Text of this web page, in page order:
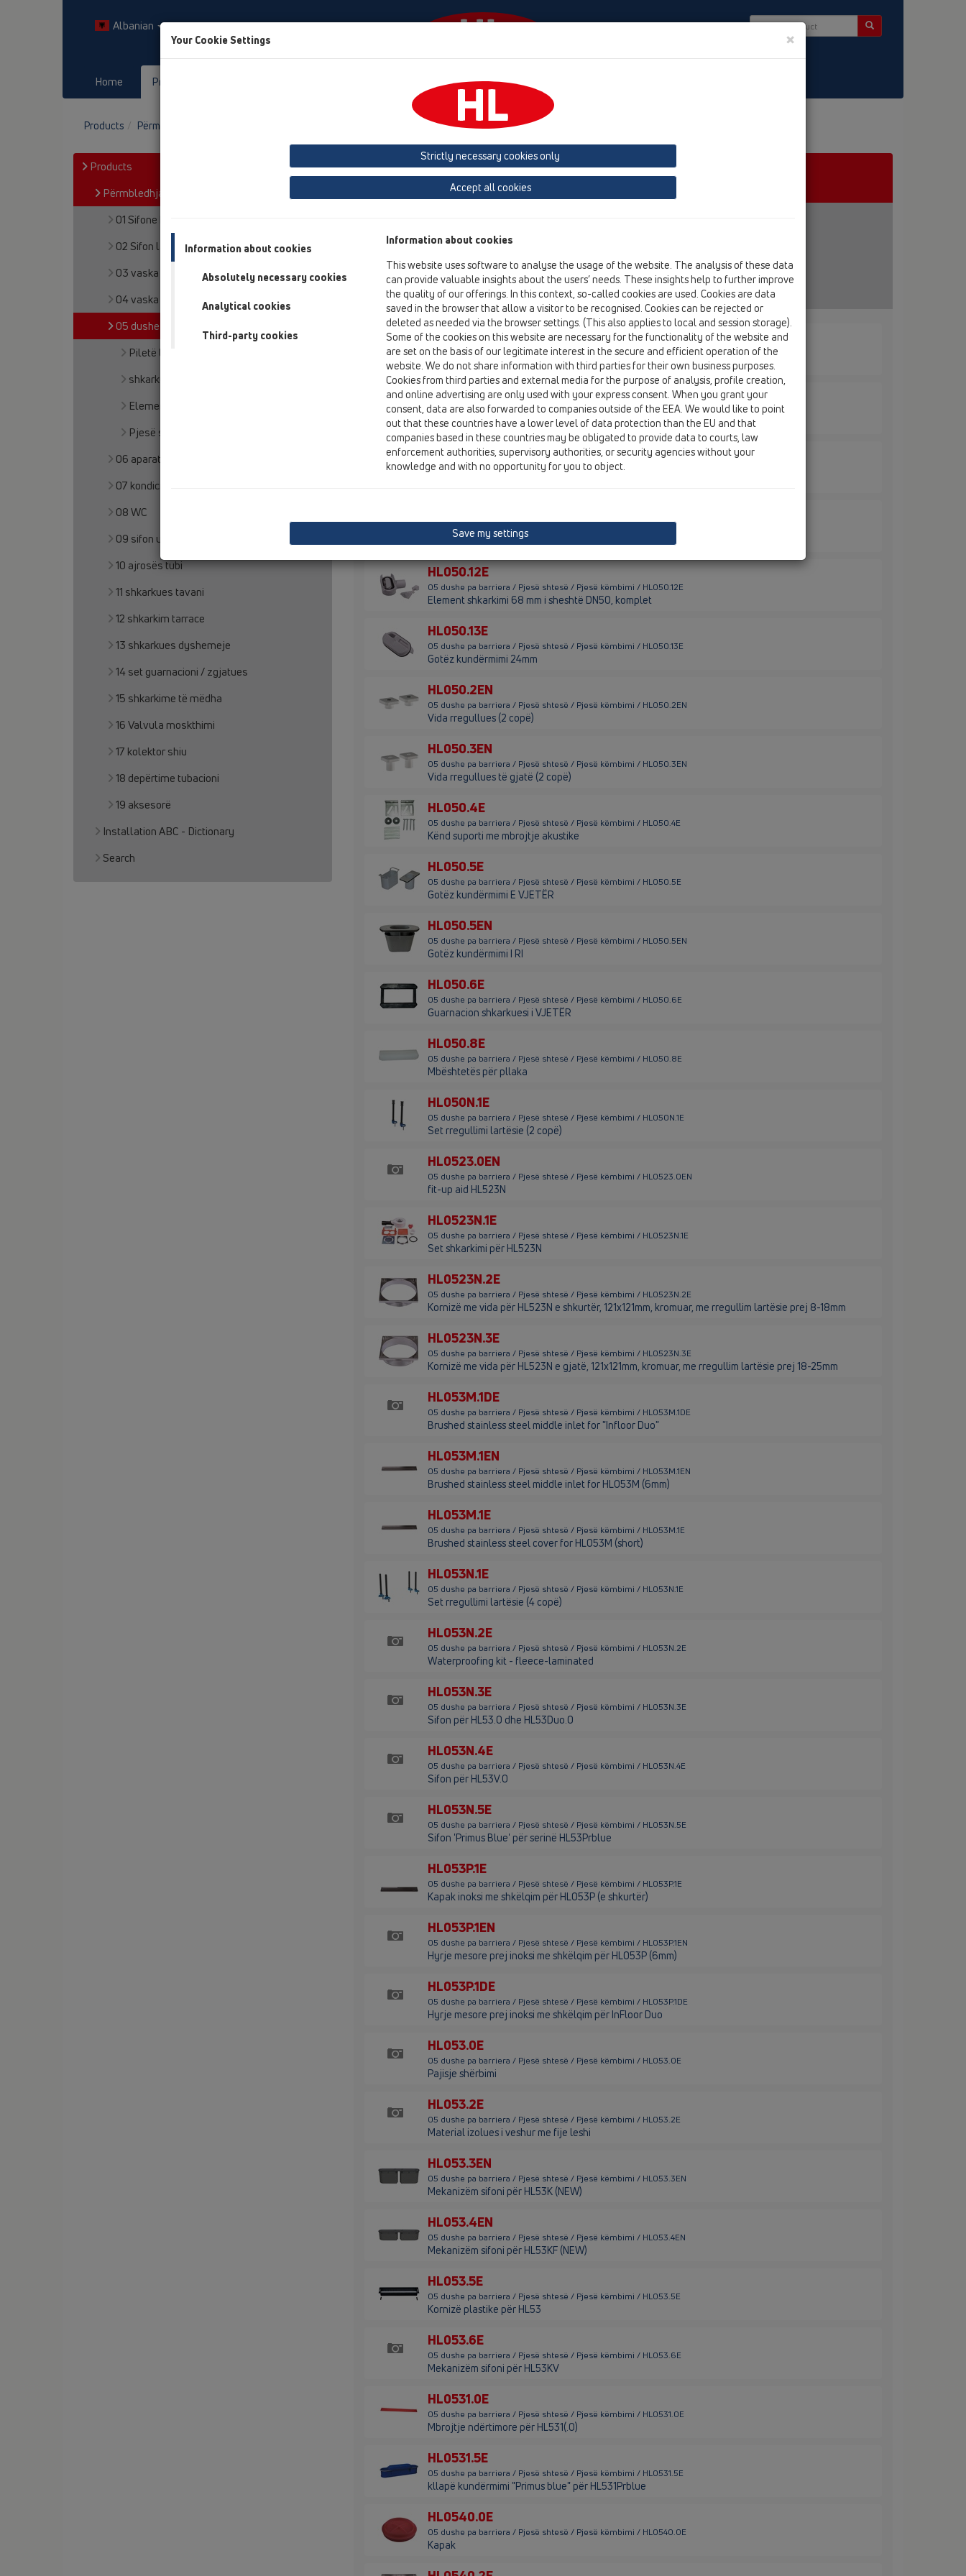
Albanian
Home Products Company HL-House
Products Përmbledhja e artikullit
Products
Përmbledhja e artikullit
01 Sifone kuzhine
02 Sifon lavapjate
03 vaska
04 vaska dushi
05 dushe pa barriera
Piletë lineare dushi
shkarkues dyshemeje
Elemente dushi
Pjesë shtesë
06 aparate për larje
07 kondicioner dhe ajrim
08 WC
09 sifon urinali
10 ajrosës tubi
11 shkarkues tavani
12 shkarkim tarrace
13 shkarkues dyshemeje
14 set guarnacioni / zgjatues
15 shkarkime të mëdha
16 Valvula moskthimi
17 kolektor shiu
18 depërtime tubacioni
19 aksesorë
Installation ABC - Dictionary
Search
Përmbledhja e artikullit
05 dushe pa barriera
shkarkues dyshemeje
Elemente dushi
Pjesë shtesë
HL01087D
05 dushe pa barriera / Pjesë shtesë / Pjesë këmbimi / HL01087D
gominë 105x2mm
HL050.0EN
05 dushe pa barriera / Pjesë shtesë / Pjesë këmbimi / HL050.0EN
Shkarkues DN50 I RI komplet
HL050.10E
05 dushe pa barriera / Pjesë shtesë / Pjesë këmbimi / HL050.10E
05 dushe pa barriera / Pjesë shtesë / Pjesë këmbimi / HL050.11E
Gotëz kundërmimi 30mm
HL050.12E
05 dushe pa barriera / Pjesë shtesë / Pjesë këmbimi / HL050.12E
Element shkarkimi 68 mm i sheshtë DN50, komplet
HL050.13E
05 dushe pa barriera / Pjesë shtesë / Pjesë këmbimi / HL050.13E
Gotëz kundërmimi 24mm
HL050.2EN
05 dushe pa barriera / Pjesë shtesë / Pjesë këmbimi / HL050.2EN
Vida rregullues (2 copë)
HL050.3EN
05 dushe pa barriera / Pjesë shtesë / Pjesë këmbimi / HL050.3EN
Vida rregullues të gjatë (2 copë)
HL050.4E
05 dushe pa barriera / Pjesë shtesë / Pjesë këmbimi / HL050.4E
Kënd suporti me mbrojtje akustike
HL050.5E
05 dushe pa barriera / Pjesë shtesë / Pjesë këmbimi / HL050.5E
Gotëz kundërmimi E VJETËR
HL050.5EN
05 dushe pa barriera / Pjesë shtesë / Pjesë këmbimi / HL050.5EN
Gotëz kundërmimi I RI
HL050.6E
05 dushe pa barriera / Pjesë shtesë / Pjesë këmbimi / HL050.6E
Guarnacion shkarkuesi i VJETËR
HL050.8E
05 dushe pa barriera / Pjesë shtesë / Pjesë këmbimi / HL050.8E
Mbështetës për pllaka
HL050N.1E
05 dushe pa barriera / Pjesë shtesë / Pjesë këmbimi / HL050N.1E
Set rregullimi lartësie (2 copë)
HL0523.0EN
05 dushe pa barriera / Pjesë shtesë / Pjesë këmbimi / HL0523.0EN
fit-up aid HL523N
HL0523N.1E
05 dushe pa barriera / Pjesë shtesë / Pjesë këmbimi / HL0523N.1E
Set shkarkimi për HL523N
HL0523N.2E
05 dushe pa barriera / Pjesë shtesë / Pjesë këmbimi / HL0523N.2E
Kornizë me vida për HL523N e shkurtër, 121x121mm, kromuar, me rregullim lartësie prej 8-18mm
HL0523N.3E
05 dushe pa barriera / Pjesë shtesë / Pjesë këmbimi / HL0523N.3E
Kornizë me vida për HL523N e gjatë, 121x121mm, kromuar, me rregullim lartësie prej 18-25mm
HL053M.1DE
05 dushe pa barriera / Pjesë shtesë / Pjesë këmbimi / HL053M.1DE
Brushed stainless steel middle inlet for "Infloor Duo"
HL053M.1EN
05 dushe pa barriera / Pjesë shtesë / Pjesë këmbimi / HL053M.1EN
Brushed stainless steel middle inlet for HL053M (6mm)
HL053M.1E
05 dushe pa barriera / Pjesë shtesë / Pjesë këmbimi / HL053M.1E
Brushed stainless steel cover for HL053M (short)
HL053N.1E
05 dushe pa barriera / Pjesë shtesë / Pjesë këmbimi / HL053N.1E
Set rregullimi lartësie (4 copë)
HL053N.2E
05 dushe pa barriera / Pjesë shtesë / Pjesë këmbimi / HL053N.2E
Waterproofing kit - fleece-laminated
HL053N.3E
05 dushe pa barriera / Pjesë shtesë / Pjesë këmbimi / HL053N.3E
Sifon për HL53.0 dhe HL53Duo.0
HL053N.4E
05 dushe pa barriera / Pjesë shtesë / Pjesë këmbimi / HL053N.4E
Sifon për HL53V.0
HL053N.5E
05 dushe pa barriera / Pjesë shtesë / Pjesë këmbimi / HL053N.5E
Sifon 'Primus Blue' për serinë HL53Prblue
HL053P.1E
05 dushe pa barriera / Pjesë shtesë / Pjesë këmbimi / HL053P.1E
Kapak inoksi me shkëlqim për HL053P (e shkurtër)
HL053P.1EN
05 dushe pa barriera / Pjesë shtesë / Pjesë këmbimi / HL053P.1EN
Hyrje mesore prej inoksi me shkëlqim për HL053P (6mm)
HL053P.1DE
05 dushe pa barriera / Pjesë shtesë / Pjesë këmbimi / HL053P.1DE
Hyrje mesore prej inoksi me shkëlqim për InFloor Duo
HL053.0E
05 dushe pa barriera / Pjesë shtesë / Pjesë këmbimi / HL053.0E
Pajisje shërbimi
HL053.2E
05 dushe pa barriera / Pjesë shtesë / Pjesë këmbimi / HL053.2E
Material izolues i veshur me fije leshi
HL053.3EN
05 dushe pa barriera / Pjesë shtesë / Pjesë këmbimi / HL053.3EN
Mekanizëm sifoni për HL53K (NEW)
HL053.4EN
05 dushe pa barriera / Pjesë shtesë / Pjesë këmbimi / HL053.4EN
Mekanizëm sifoni për HL53KF (NEW)
HL053.5E
05 dushe pa barriera / Pjesë shtesë / Pjesë këmbimi / HL053.5E
Kornizë plastike për HL53
HL053.6E
05 dushe pa barriera / Pjesë shtesë / Pjesë këmbimi / HL053.6E
Mekanizëm sifoni për HL53KV
HL0531.0E
05 dushe pa barriera / Pjesë shtesë / Pjesë këmbimi / HL0531.0E
Mbrojtje ndërtimore për HL531(.0)
HL0531.5E
05 dushe pa barriera / Pjesë shtesë / Pjesë këmbimi / HL0531.5E
kllapë kundërmimi "Primus blue" për HL531Prblue
HL0540.0E
05 dushe pa barriera / Pjesë shtesë / Pjesë këmbimi / HL0540.0E
Kapak
Your Cookie Settings ×
Strictly necessary cookies only
Accept all cookies
Information about cookies
Absolutely necessary cookies
Analytical cookies
Third-party cookies
Information about cookies
This website uses software to analyse the usage of the website. The analysis of these data
can provide valuable insights about the users’ needs. These insights help to further improve
the quality of our offerings. In this context, so-called cookies are used. Cookies are data
saved in the browser that allow a visitor to be recognised. Cookies can be rejected or
deleted as needed via the browser settings. (This also applies to local and session storage).
Some of the cookies on this website are necessary for the functionality of the website and
are set on the basis of our legitimate interest in the secure and efficient operation of the
website. We do not share information with third parties for their own business purposes.
Cookies from third parties and external media for the purpose of analysis, profile creation,
and online advertising are only used with your express consent. When you grant your
consent, data are also forwarded to companies outside of the EEA. We would like to point
out that these countries have a lower level of data protection than the EU and that
companies based in these countries may be obligated to provide data to courts, law
enforcement authorities, supervisory authorities, or security agencies without your
knowledge and with no opportunity for you to object.
Save my settings